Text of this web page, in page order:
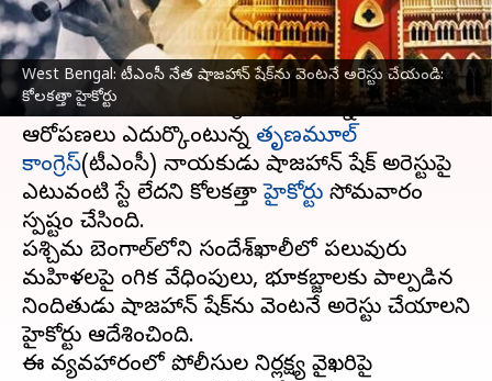
West Bengal: టీఎంసీ నేత షాజహాన్ షేక్‌ను వెంటనే అరెస్టు చేయండి:
కోలకత్తా హైకోర్టు
ఈ వార్తాకథనం ఏంటి
లైంగిక వేధింపులకు పాల్పడి, సందేశ్‌ఖాలీలో
బలవంతంగా భూమిని ఆక్రమించుకున్నారని
ఆరోపణలు ఎదుర్కొంటున్న తృణమూల్
కాంగ్రెస్(టీఎంసీ) నాయకుడు షాజహాన్ షేక్ అరెస్టుపై
ఎటువంటి స్టే లేదని కోలకత్తాహైకోర్టు సోమవారం
స్పష్టం చేసింది.
పశ్చిమ బెంగాల్‌లోని సందేశ్‌ఖాలీలో పలువురు
మహిళలపై లైంగిక వేధింపులు, భూకబ్జాలకు పాల్పడిన
నిందితుడు షాజహాన్ షేక్‌ను వెంటనే అరెస్టు చేయాలని
హైకోర్టు ఆదేశించింది.
ఈ వ్యవహారంలో పోలీసుల నిర్లక్ష్య వైఖరిపై